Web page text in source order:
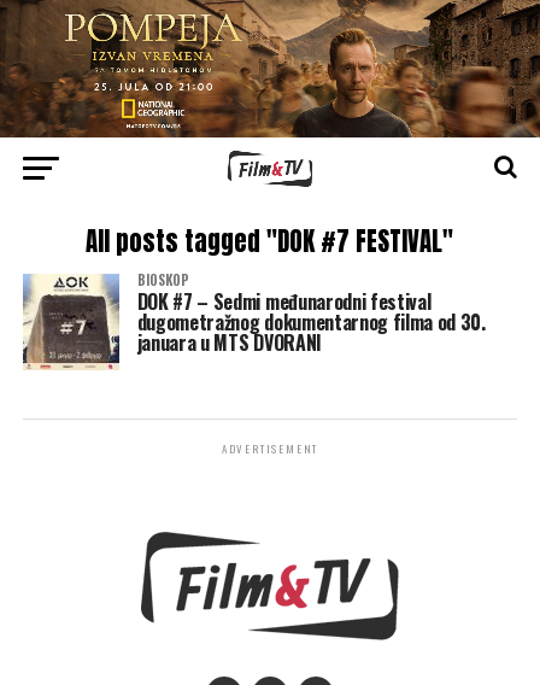
All posts tagged "DOK #7 FESTIVAL"
BIOSKOP
DOK #7 – Sedmi međunarodni festival
dugometražnog dokumentarnog filma od 30.
januara u MTS DVORANI
ADVERTISEMENT